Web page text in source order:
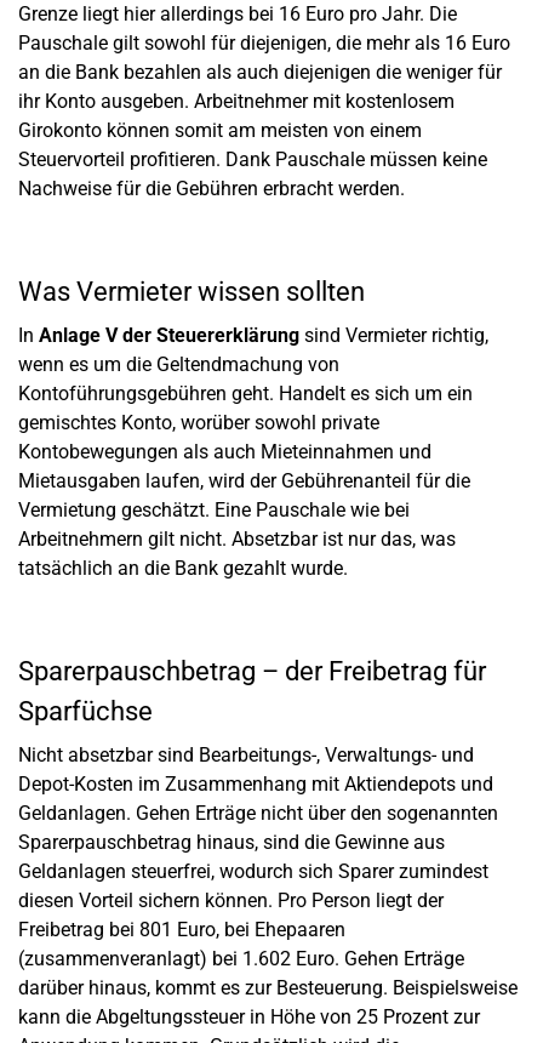
Grenze liegt hier allerdings bei 16 Euro pro Jahr. Die
Pauschale gilt sowohl für diejenigen, die mehr als 16 Euro
an die Bank bezahlen als auch diejenigen die weniger für
ihr Konto ausgeben. Arbeitnehmer mit kostenlosem
Girokonto können somit am meisten von einem
Steuervorteil profitieren. Dank Pauschale müssen keine
Nachweise für die Gebühren erbracht werden.
Was Vermieter wissen sollten
In Anlage V der Steuererklärung sind Vermieter richtig,
wenn es um die Geltendmachung von
Kontoführungsgebühren geht. Handelt es sich um ein
gemischtes Konto, worüber sowohl private
Kontobewegungen als auch Mieteinnahmen und
Mietausgaben laufen, wird der Gebührenanteil für die
Vermietung geschätzt. Eine Pauschale wie bei
Arbeitnehmern gilt nicht. Absetzbar ist nur das, was
tatsächlich an die Bank gezahlt wurde.
Sparerpauschbetrag – der Freibetrag für
Sparfüchse
Nicht absetzbar sind Bearbeitungs-, Verwaltungs- und
Depot-Kosten im Zusammenhang mit Aktiendepots und
Geldanlagen. Gehen Erträge nicht über den sogenannten
Sparerpauschbetrag hinaus, sind die Gewinne aus
Geldanlagen steuerfrei, wodurch sich Sparer zumindest
diesen Vorteil sichern können. Pro Person liegt der
Freibetrag bei 801 Euro, bei Ehepaaren
(zusammenveranlagt) bei 1.602 Euro. Gehen Erträge
darüber hinaus, kommt es zur Besteuerung. Beispielsweise
kann die Abgeltungssteuer in Höhe von 25 Prozent zur